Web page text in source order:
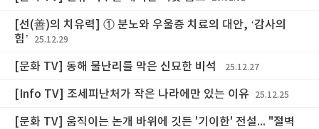
[선(善)의 치유력] ① 분노와 우울증 치료의 대안, ‘감사의
힘’
25.12.29
[문화 TV] 동해 물난리를 막은 신묘한 비석 25.12.27
[Info TV] 조세피난처가 작은 나라에만 있는 이유 25.12.25
[문화 TV] 움직이는 논개 바위에 깃든 '기이한' 전설... "절벽